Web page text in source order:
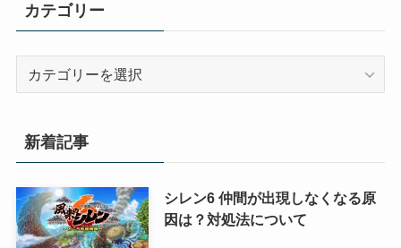
カテゴリー
リ
ー
新着記事
シレン6 仲間が出現しなくなる原
因は？対処法について